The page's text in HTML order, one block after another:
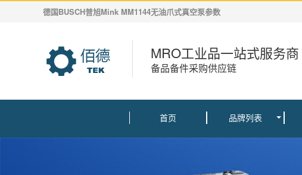
德国BUSCH普旭Mink MM1144无油爪式真空泵参数
MRO工业品一站式服务商
备品备件采购供应链
首页 品牌列表